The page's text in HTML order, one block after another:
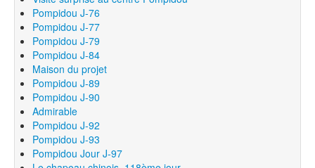
Pompidou J-76
Pompidou J-77
Pompidou J-79
Pompidou J-84
Maison du projet
Pompidou J-89
Pompidou J-90
Admirable
Pompidou J-92
Pompidou J-93
Pompidou Jour J-97